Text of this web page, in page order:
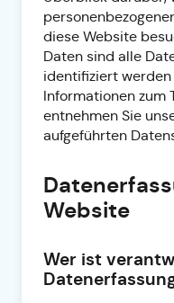
diese Website
Daten sind alle
identifiziert werden
Informationen zum
entnehmen Sie
aufgeführten
Website
Wer ist